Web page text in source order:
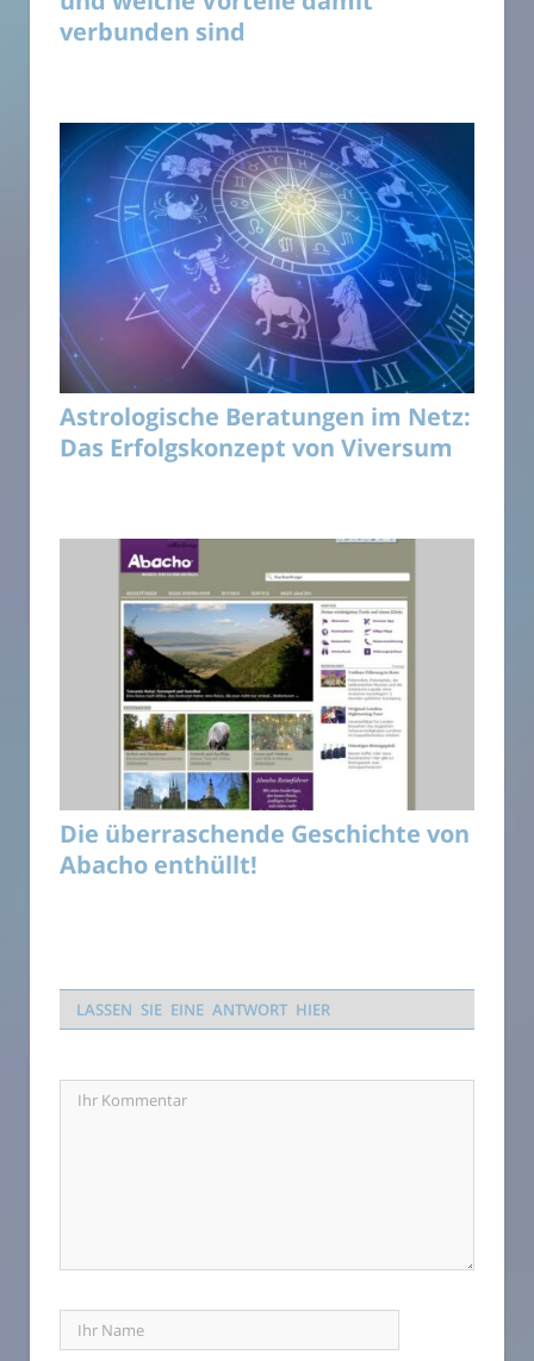
verbunden sind
Astrologische Beratungen im Netz:
Das Erfolgskonzept von Viversum
Die überraschende Geschichte von
Abacho enthüllt!
LASSEN SIE EINE ANTWORT HIER